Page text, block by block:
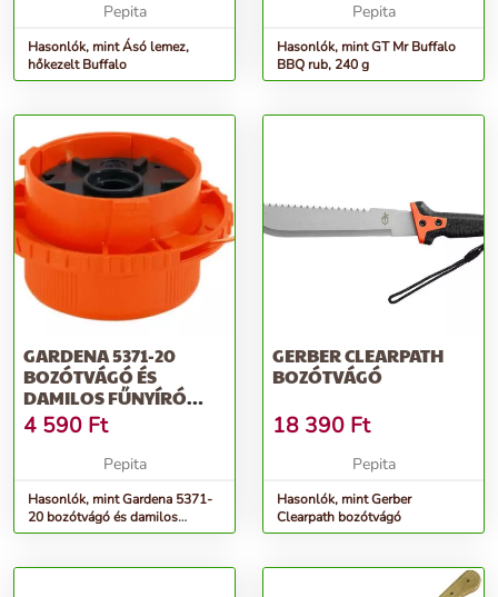
Pepita
Hasonlók, mint Ásó lemez,
hőkezelt Buffalo
Pepita
Hasonlók, mint GT Mr Buffalo
BBQ rub, 240 g
GARDENA 5371-20
BOZÓTVÁGÓ ÉS
DAMILOS FŰNYÍRÓ
TARTOZÉK
4 590 Ft
Pepita
Hasonlók, mint Gardena 5371-
20 bozótvágó és damilos
fűnyíró tartozék
GERBER CLEARPATH
BOZÓTVÁGÓ
18 390 Ft
Pepita
Hasonlók, mint Gerber
Clearpath bozótvágó